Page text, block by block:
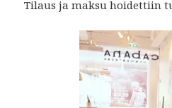
Tilaus ja maksu hoidettiin